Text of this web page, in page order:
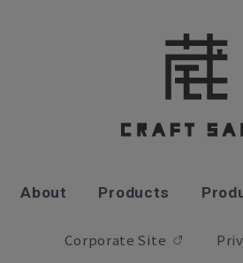
About Products
Corporate Site